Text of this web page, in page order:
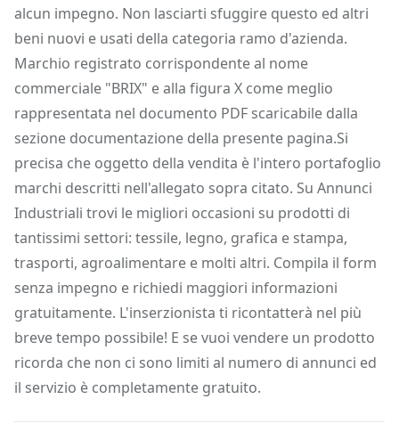
alcun impegno. Non lasciarti sfuggire questo ed altri
beni nuovi e usati della categoria ramo d'azienda.
Marchio registrato corrispondente al nome
commerciale "BRIX" e alla figura X come meglio
rappresentata nel documento PDF scaricabile dalla
sezione documentazione della presente pagina.Si
precisa che oggetto della vendita è l'intero portafoglio
marchi descritti nell'allegato sopra citato. Su Annunci
Industriali trovi le migliori occasioni su prodotti di
tantissimi settori: tessile, legno, grafica e stampa,
trasporti, agroalimentare e molti altri. Compila il form
senza impegno e richiedi maggiori informazioni
gratuitamente. L'inserzionista ti ricontatterà nel più
breve tempo possibile! E se vuoi vendere un prodotto
ricorda che non ci sono limiti al numero di annunci ed
il servizio è completamente gratuito.